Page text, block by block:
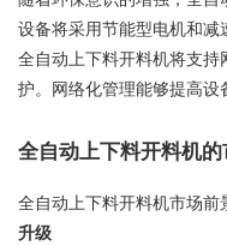
设备将采用节能型电机和
全自动上下料开料机将支
护。网络化管理能够提高设
全自动上下料开料机
全自动上下料开料机市场
升级